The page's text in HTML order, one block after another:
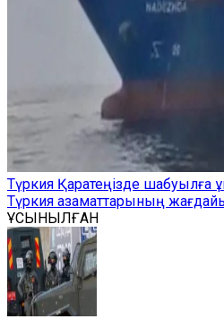
Түркия Қаратеңізде шабуылға
Түркия азаматтарының
ҰСЫНЫЛҒАН